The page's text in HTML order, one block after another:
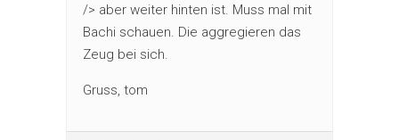
/> aber weiter hinten ist. Muss mal mit
Bachi schauen. Die aggregieren das
Zeug bei sich.
Gruss, tom